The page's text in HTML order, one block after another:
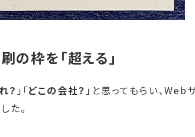
の枠を「超える」
？ 」「どこの会社？ 」と思ってもらい、Web
た。